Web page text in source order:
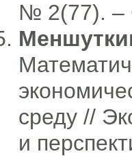
№ 2(77). –
среду //
и